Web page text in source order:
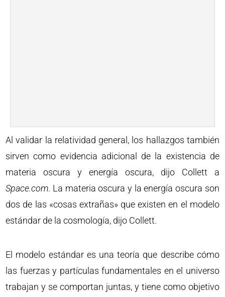
Al validar la relatividad general, los hallazgos también
sirven como evidencia adicional de la existencia de
materia oscura y energía oscura, dijo Collett a
Space.com. La materia oscura y la energía oscura son
dos de las «cosas extrañas» que existen en el modelo
estándar de la cosmología, dijo Collett.
El modelo estándar es una teoría que describe cómo
las fuerzas y partículas fundamentales en el universo
trabajan y se comportan juntas, y tiene como objetivo